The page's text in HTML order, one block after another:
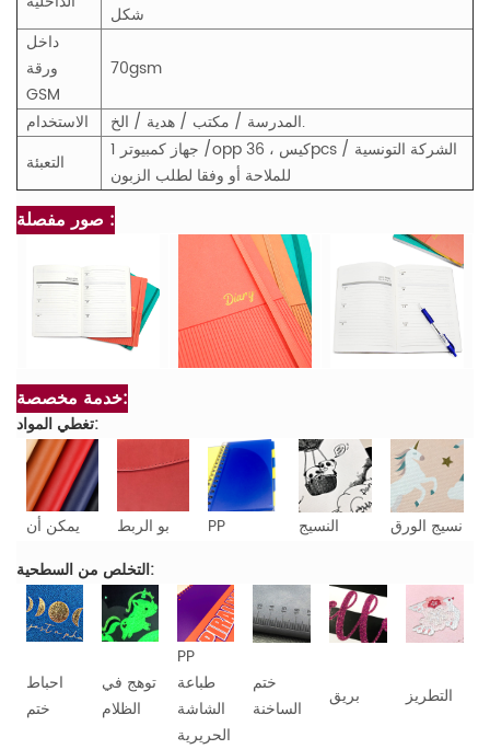
شكل
داخل
ورقة
GSM
70gsm
الاستخدام
المدرسة / مكتب / هدية / الخ.
التعبئة
1 جهاز كمبيوتر /opp كيس ، 36pcs / الشركة التونسية
للملاحة أو وفقا لطلب الزبون
صور مفصلة :
خدمة مخصصة:
تغطي المواد:
يمكن أن بو الربط PP النسيج
نسيج الورق
التخلص من السطحية:
احباط
ختم
توهج في
الظلام
PP
طباعة
الشاشة
الحريرية
ختم
الساخنة
بريق التطريز